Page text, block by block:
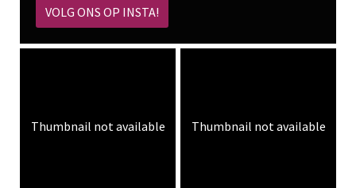
VOLG ONS OP INSTA!
Thumbnail not available Thumbnail not available